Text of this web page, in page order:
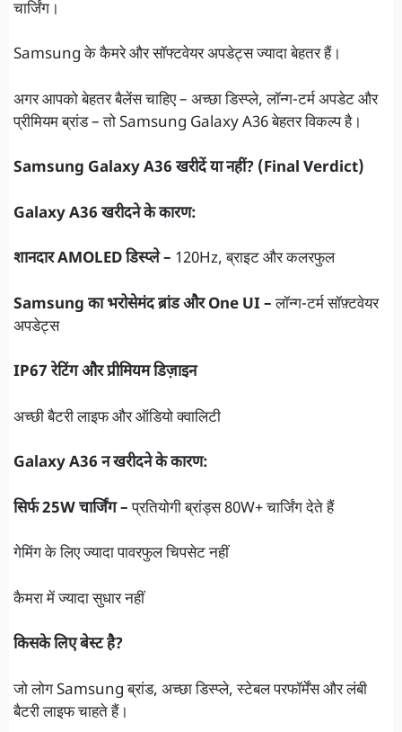
चार्जिंग।
Samsung के कैमरे और सॉफ्टवेयर अपडेट्स ज्यादा बेहतर हैं।
अगर आपको बेहतर बैलेंस चाहिए – अच्छा डिस्प्ले, लॉन्ग-टर्म अपडेट और
प्रीमियम ब्रांड – तो Samsung Galaxy A36 बेहतर विकल्प है।
Samsung Galaxy A36 खरीदें या नहीं? (Final Verdict)
Galaxy A36 खरीदने के कारण:
शानदार AMOLED डिस्प्ले – 120Hz, ब्राइट और कलरफुल
Samsung का भरोसेमंद ब्रांड और One UI –लॉन्ग-टर्म सॉफ़्टवेयर
अपडेट्स
IP67 रेटिंग और प्रीमियम डिज़ाइन
अच्छी बैटरी लाइफ और ऑडियो क्वालिटी
Galaxy A36 न खरीदने के कारण:
सिर्फ 25W चार्जिंग –प्रतियोगी ब्रांड्स 80W+ चार्जिंग देते हैं
गेमिंग के लिए ज्यादा पावरफुल चिपसेट नहीं
कैमरा में ज्यादा सुधार नहीं
किसके लिए बेस्ट है?
जो लोग Samsung ब्रांड, अच्छा डिस्प्ले, स्टेबल परफॉर्मेंस और लंबी
बैटरी लाइफ चाहते हैं।